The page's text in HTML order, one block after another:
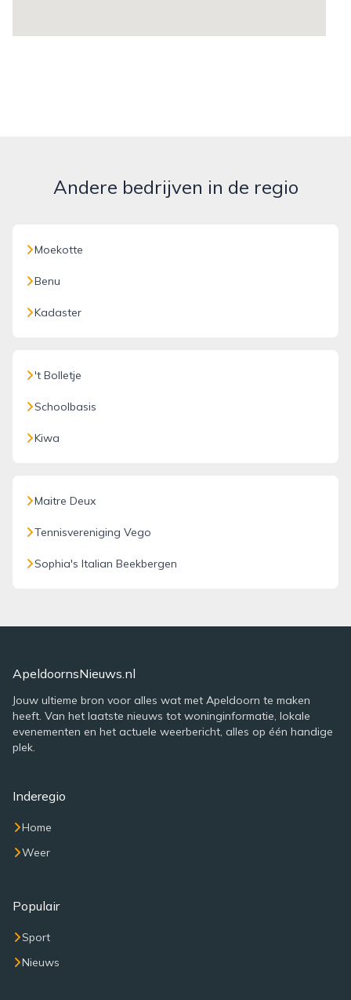
Andere bedrijven in de regio
Moekotte
Benu
Kadaster
't Bolletje
Schoolbasis
Kiwa
Maitre Deux
Tennisvereniging Vego
Sophia's Italian Beekbergen
ApeldoornsNieuws.nl
Jouw ultieme bron voor alles wat met Apeldoorn te maken
heeft. Van het laatste nieuws tot woninginformatie, lokale
evenementen en het actuele weerbericht, alles op één handige
plek.
Inderegio
Home
Weer
Populair
Sport
Nieuws